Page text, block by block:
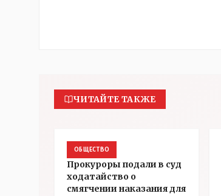
ЧИТАЙТЕ ТАКЖЕ
ОБЩЕСТВО
Прокуроры подали в суд
ходатайство о
смягчении наказания для